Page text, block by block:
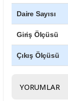
Daire Sayısı
Giriş Ölçüsü
Çıkış Ölçüsü
YORUMLAR